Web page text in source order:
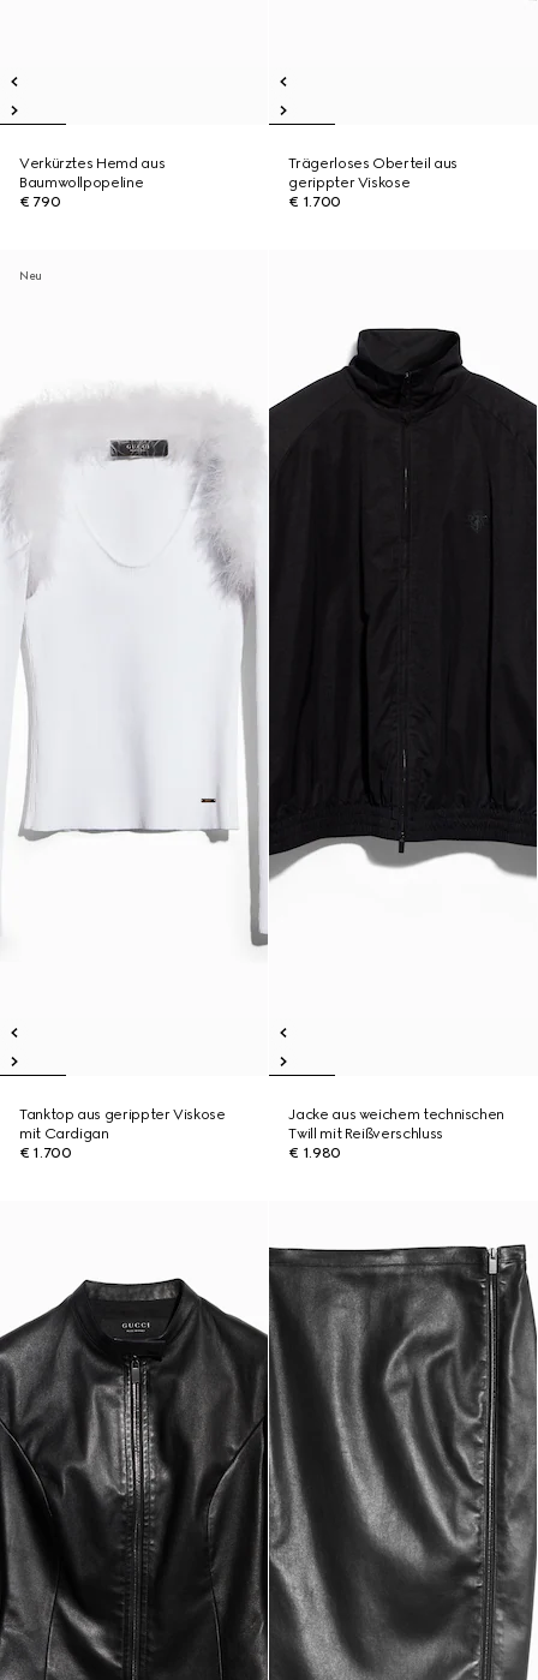
Verkürztes Hemd aus
Baumwollpopeline
€ 790
Trägerloses Oberteil aus
gerippter Viskose
€ 1.700
Neu
Tanktop aus gerippter Viskose
mit Cardigan
€ 1.700
Jacke aus weichem technischen
Twill mit Reißverschluss
€ 1.980